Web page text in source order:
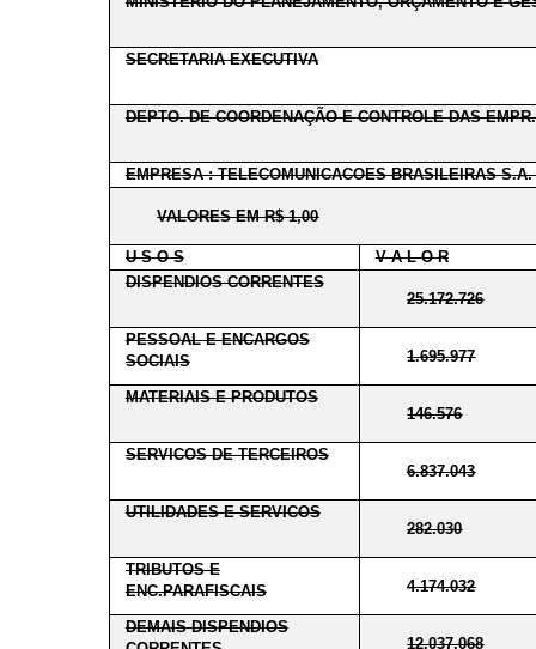
SECRETARIA EXECUTIVA
DEPTO. DE COORDENAÇÃO E CONTROLE DAS
EMPRESA : TELECOMUNICACOES BRASILEIRAS
VALORES EM R$ 1,00
U S O S
V A L O R
DISPENDIOS CORRENTES
25.172.726
PESSOAL E ENCARGOS
SOCIAIS
1.695.977
MATERIAIS E PRODUTOS
146.576
SERVICOS DE TERCEIROS
6.837.043
UTILIDADES E SERVICOS
282.030
TRIBUTOS E
ENC.PARAFISCAIS
4.174.032
DEMAIS DISPENDIOS
12.037.068